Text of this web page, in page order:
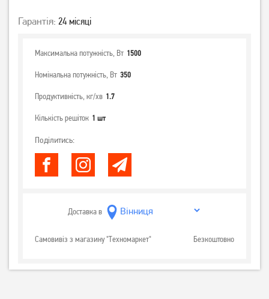
Гарантія: 24 місяці
Максимальна потужність, Вт 1500
Номінальна потужність, Вт 350
Продуктивність, кг/хв 1.7
Кількість решіток 1 шт
Поділитись:
Доставка в
Самовивіз з магазину "Техномаркет" Безкоштовно